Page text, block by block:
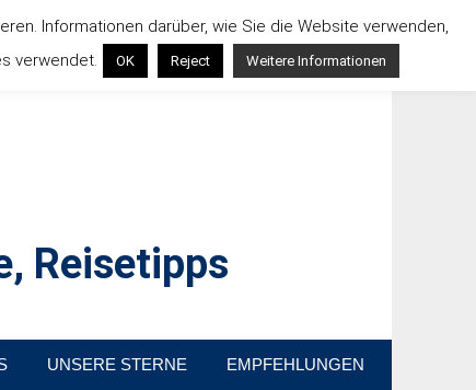
Reisetipps
UNSERE STERNE EMPFEHLUNGEN
Informationen darüber, wie Sie die Website verwenden,
verwendet.
OK Reject Weitere Informationen